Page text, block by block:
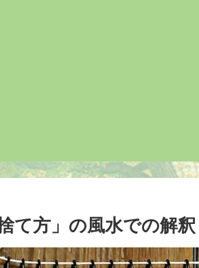
て方」の風水での解釈